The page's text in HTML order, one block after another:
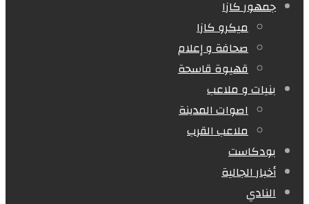
جمهور كازا
ميكرو كازا
صحافة و إعلام
قهيوة قاسحة
بنيات و ملاعب
اصوات المدينة
ملاعب القرب
بودكاست
أخبار الجالية
النادي